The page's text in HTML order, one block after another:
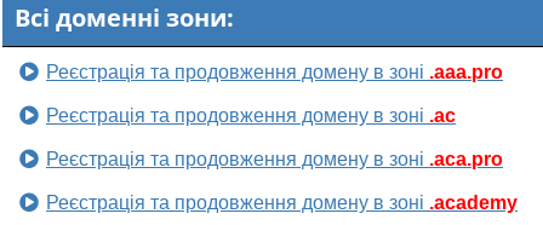
Всі доменні зони:
Реєстрація та продовження домену в зоні .aaa.pro
Реєстрація та продовження домену в зоні .ac
Реєстрація та продовження домену в зоні .aca.pro
Реєстрація та продовження домену в зоні .academy